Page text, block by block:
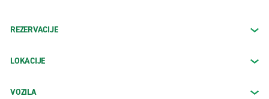
REZERVACIJE
LOKACIJE
VOZILA